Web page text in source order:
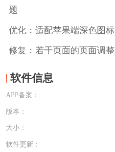
题
优化：适配苹果端深色图标
修复：若干页面的页面调整
软件信息
APP备案：
版本：
大小：
软件更新：